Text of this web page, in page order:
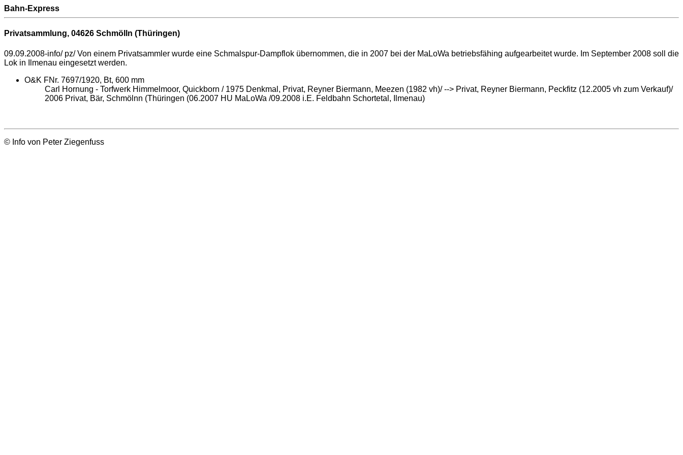
Bahn-Express
Privatsammlung, 04626 Schmölln (Thüringen)
09.09.2008-info/ pz/ Von einem Privatsammler wurde eine Schmalspur-Dampflok übernommen, die in 2007 bei der MaLoWa betriebsfähing aufgearbeitet wurde. Im September 2008 soll die
Lok in Ilmenau eingesetzt werden.
O&K FNr. 7697/1920, Bt, 600 mm
Carl Hornung - Torfwerk Himmelmoor, Quickborn / 1975 Denkmal, Privat, Reyner Biermann, Meezen (1982 vh)/ --> Privat, Reyner Biermann, Peckfitz (12.2005 vh zum Verkauf)/
2006 Privat, Bär, Schmölnn (Thüringen (06.2007 HU MaLoWa /09.2008 i.E. Feldbahn Schortetal, Ilmenau)
© Info von Peter Ziegenfuss